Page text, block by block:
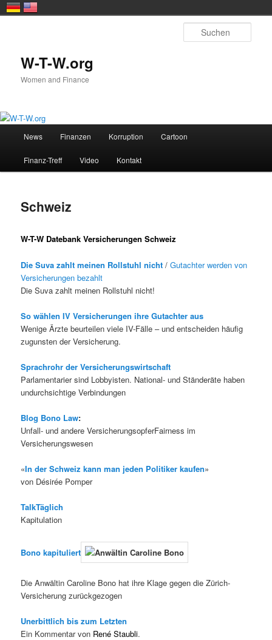
Zum primären Inhalt springen
W-T-W.org
Women and Finance
News Finanzen Korruption Cartoon
Finanz-Treff Video Kontakt
Schweiz
W-T-W Datebank Versicherungen Schweiz
Die Suva zahlt meinen Rollstuhl nicht/Gutachter werden von
Versicherungen bezahlt
Die Suva zahlt meinen Rollstuhl nicht!
So wählen IV Versicherungen ihre Gutachter aus
Wenige Ärzte beurteilen viele IV-Fälle – und entscheiden häufig
zugunsten der Versicherung.
Sprachrohr der Versicherungswirtschaft
Parlamentarier sind Lobbyisten. National- und Ständeräte haben
undurchsichtige Verbindungen
Blog Bono Law:
Unfall- und andere VersicherungsopferFairness im
Versicherungswesen
«In der Schweiz kann man jeden Politiker kaufen»
von Désirée Pomper
TalkTäglich
Kapitulation
Bono kapituliert
Die Anwältin Caroline Bono hat ihre Klage gegen die Zürich-
Versicherung zurückgezogen
Unerbittlich bis zum Letzten
Ein Kommentar von René Staubli.